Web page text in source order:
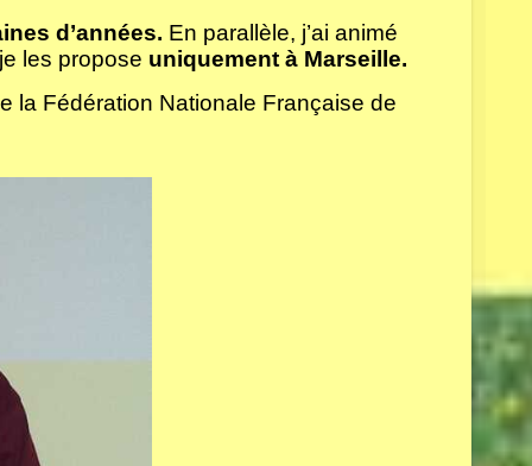
d’années. En parallèle, j’ai animé
les propose uniquement à Marseille.
la Fédération Nationale Française de